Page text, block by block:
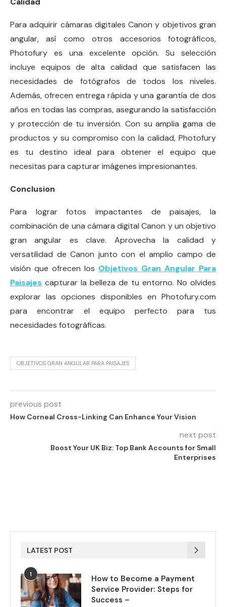
Para adquirir cámaras digitales Canon y objetivos gran
angular, así como otros accesorios fotográficos,
Photofury es una excelente opción. Su selección
incluye equipos de alta calidad que satisfacen las
necesidades de fotógrafos de todos los niveles.
Además, ofrecen entrega rápida y una garantía de dos
años en todas las compras, asegurando la satisfacción
y protección de tu inversión. Con su amplia gama de
productos y su compromiso con la calidad, Photofury
es tu destino ideal para obtener el equipo que
necesitas para capturar imágenes impresionantes.
Conclusion
Para lograr fotos impactantes de paisajes, la
combinación de una cámara digital Canon y un objetivo
gran angular es clave. Aprovecha la calidad y
versatilidad de Canon junto con el amplio campo de
visión que ofrecen los Objetivos Gran Angular Para
Paisajes capturar la belleza de tu entorno. No olvides
explorar las opciones disponibles en Photofury.com
para encontrar el equipo perfecto para tus
necesidades fotográficas.
OBJETIVOS GRAN ANGULAR PARA PAISAJES
previous post
How Corneal Cross-Linking Can Enhance Your Vision
next post
Boost Your UK Biz: Top Bank Accounts for Small
Enterprises
LATEST POST
1
How to Become a Payment
Service Provider: Steps for
Success –